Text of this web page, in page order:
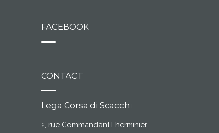
FACEBOOK
CONTACT
Lega Corsa di Scacchi
2, rue Commandant Lherminier